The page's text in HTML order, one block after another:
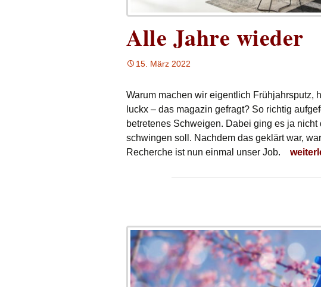
Alle Jahre wieder
15. März 2022
Warum machen wir eigentlich Frühjahrsputz,
luckx – das magazin gefragt? So richtig
betretenes Schweigen. Dabei ging es ja
schwingen soll. Nachdem das geklärt war,
Recherche ist nun einmal unser Job.
Alle